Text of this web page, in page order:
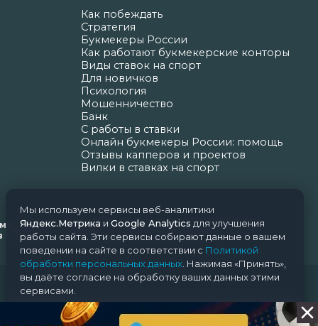
Как побеждать
Стратегия
Букмекеры России
Как работают букмекерские конторы
Виды ставок на спорт
Для новичков
Психология
Мошенничество
Банк
С работы в ставки
Онлайн букмекеры России: помощь
Отзывы капперов и проектов
Вилки в ставках на спорт
технологий и массовых коммуникаций
Н.Н. Почта редакции: support@nice-bets.ru
Мы используем сервисы веб-аналитики
Яндекс.Метрика и Google Analytics для улучшения
работы сайта. Эти сервисы собирают данные о вашем
поведении на сайте в соответствии с Политикой
обработки персональных данных . Нажимая «Принять»,
вы даёте согласие на обработку ваших данных этими
сервисами.
Принять Отклонить